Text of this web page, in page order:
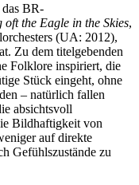
BR-
oft the Eagle in the Skies,
(UA: 2012),
Zu dem titelgebenden
Folklore inspiriert, die
Stück eingeht, ohne
– natürlich fallen
absichtsvoll
Bildhaftigkeit von
auf direkte
Gefühlszustände zu